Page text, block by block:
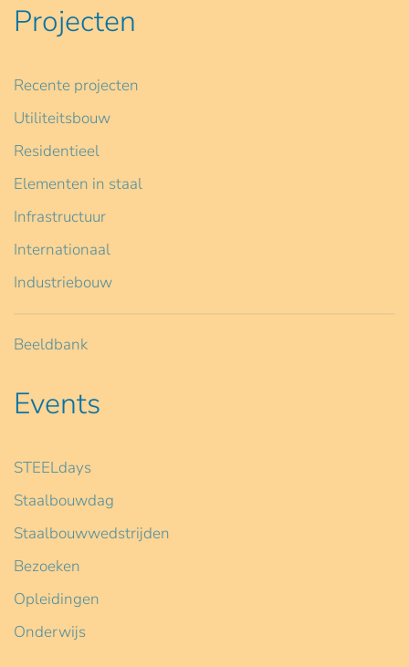
Projecten
Recente projecten
Utiliteitsbouw
Residentieel
Elementen in staal
Infrastructuur
Internationaal
Industriebouw
Beeldbank
Events
STEELdays
Staalbouwdag
Staalbouwwedstrijden
Bezoeken
Opleidingen
Onderwijs